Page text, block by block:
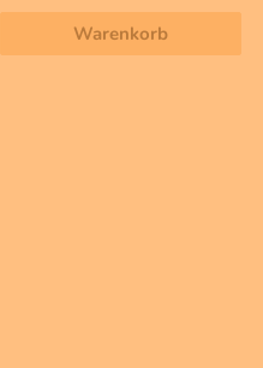
Warenkorb